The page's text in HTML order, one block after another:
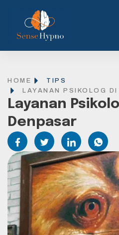
HOME
TIPS
LAYANAN PSIKOLOG
Layanan
Denpasar